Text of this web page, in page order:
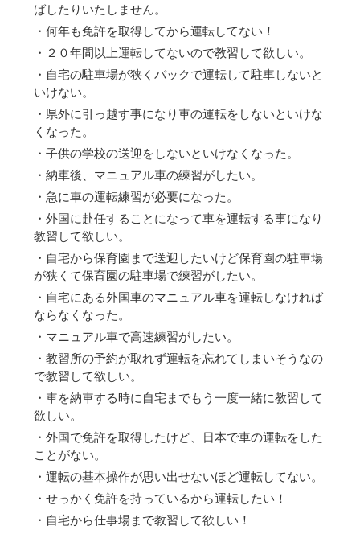
ばしたりいたしません。
・何年も免許を取得してから運転してない！
・２０年間以上運転してないので教習して欲しい。
・自宅の駐車場が狭くバックで運転して駐車しないと
いけない。
・県外に引っ越す事になり車の運転をしないといけな
くなった。
・子供の学校の送迎をしないといけなくなった。
・納車後、マニュアル車の練習がしたい。
・急に車の運転練習が必要になった。
・外国に赴任することになって車を運転する事になり
教習して欲しい。
・自宅から保育園まで送迎したいけど保育園の駐車場
が狭くて保育園の駐車場で練習がしたい。
・自宅にある外国車のマニュアル車を運転しなければ
ならなくなった。
・マニュアル車で高速練習がしたい。
・教習所の予約が取れず運転を忘れてしまいそうなの
で教習して欲しい。
・車を納車する時に自宅までもう一度一緒に教習して
欲しい。
・外国で免許を取得したけど、日本で車の運転をした
ことがない。
・運転の基本操作が思い出せないほど運転してない。
・せっかく免許を持っているから運転したい！
・自宅から仕事場まで教習して欲しい！